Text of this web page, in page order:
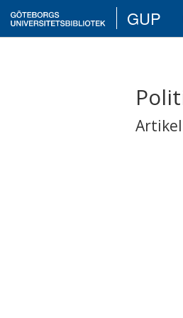
GUP